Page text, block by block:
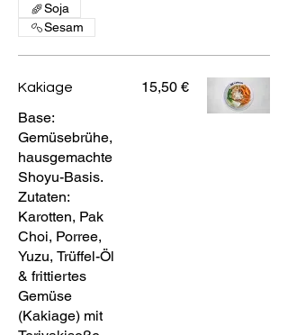
Soja
Sesam
Kakiage
Base:
Gemüsebrühe,
hausgemachte
Shoyu-Basis.
Zutaten:
Karotten, Pak
Choi, Porree,
Yuzu, Trüffel-Öl
& frittiertes
Gemüse
(Kakiage) mit
15,50 €